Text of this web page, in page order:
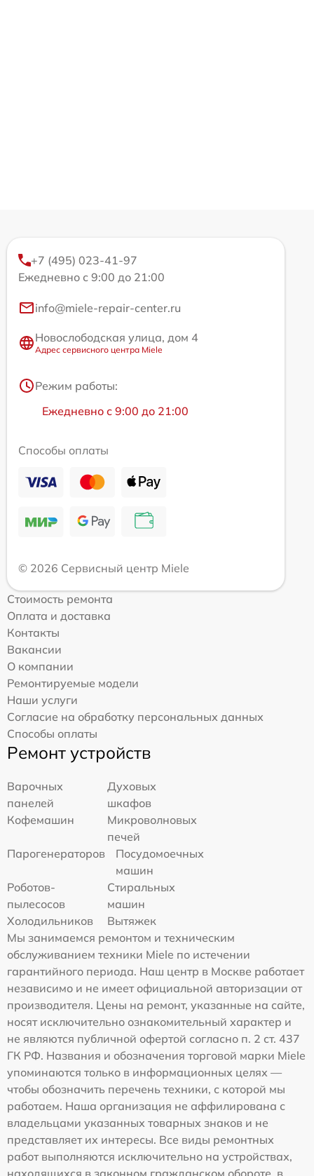
+7 (495) 023-41-97
Ежедневно с 9:00 до 21:00
info@miele-repair-center.ru
Новослободская улица, дом 4
Адрес сервисного центра Miele
Режим работы:
Ежедневно с 9:00 до 21:00
Способы оплаты
© 2026 Сервисный центр Miele
Стоимость ремонта
Оплата и доставка
Контакты
Вакансии
О компании
Ремонтируемые модели
Наши услуги
Согласие на обработку персональных данных
Способы оплаты
Ремонт устройств
Варочных
панелей
Духовых
шкафов
Кофемашин
Микроволновых
печей
Парогенераторов
Посудомоечных
машин
Роботов-
пылесосов
Стиральных
машин
Холодильников
Вытяжек
Мы занимаемся ремонтом и техническим
обслуживанием техники Miele по истечении
гарантийного периода. Наш центр в Москве работает
независимо и не имеет официальной авторизации от
производителя. Цены на ремонт, указанные на сайте,
носят исключительно ознакомительный характер и
не являются публичной офертой согласно п. 2 ст. 437
ГК РФ. Названия и обозначения торговой марки Miele
упоминаются только в информационных целях —
чтобы обозначить перечень техники, с которой мы
работаем. Наша организация не аффилирована с
владельцами указанных товарных знаков и не
представляет их интересы. Все виды ремонтных
работ выполняются исключительно на устройствах,
находящихся в законном гражданском обороте, в